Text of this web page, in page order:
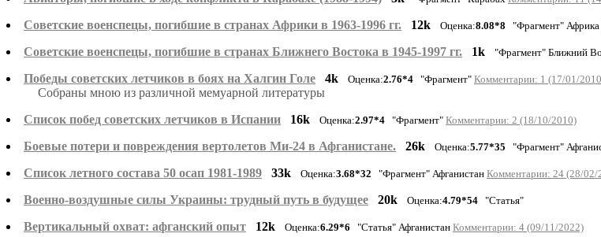
Советские военспецы, погибшие в странах Африки в 1963-1996 гг. 12k Оценка:8.08*8 "Фрагмент" Африка
Советские военспецы, погибшие в странах Ближнего Востока в 1945-1997 гг. 1k "Фрагмент" Ближний
Победы советских летчиков в боях на Халгин Голе 4k Оценка:2.76*4 "Фрагмент" Комментарии: 1 (17/01/
Собраны мною из различной мемуарной литературы
Список побед советских летчиков в Испании
16k Оценка:2.97*4 "Фрагмент" Комментарии: 2 (18/10/2010)
Боевые потери и повреждения вертолетов Ми-24 в Афганистане. 26k Оценка:5.77*35 "Фрагмент"
Список летного состава 50 осап 1981-1989 33k Оценка:3.68*32 "Фрагмент" Афганистан Комментарии: 24 (28/02/
Военно-воздушные силы Украины: трудный путь в будущее 20k Оценка:4.79*54 "Статья"
Вертикальный охват: афганский опыт 12k Оценка:6.29*6 "Статья" Афганистан Комментарии: 4 (09/11/2022)